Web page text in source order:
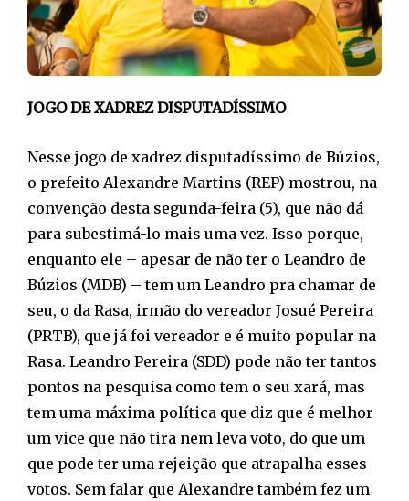
JOGO DE XADREZ DISPUTADÍSSIMO
Nesse jogo de xadrez disputadíssimo de Búzios,
o prefeito Alexandre Martins (REP) mostrou, na
convenção desta segunda-feira (5), que não dá
para subestimá-lo mais uma vez. Isso porque,
enquanto ele – apesar de não ter o Leandro de
Búzios (MDB) – tem um Leandro pra chamar de
seu, o da Rasa, irmão do vereador Josué Pereira
(PRTB), que já foi vereador e é muito popular na
Rasa. Leandro Pereira (SDD) pode não ter tantos
pontos na pesquisa como tem o seu xará, mas
tem uma máxima política que diz que é melhor
um vice que não tira nem leva voto, do que um
que pode ter uma rejeição que atrapalha esses
votos. Sem falar que Alexandre também fez um